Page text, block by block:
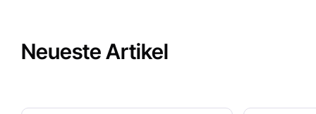
Neueste Artikel